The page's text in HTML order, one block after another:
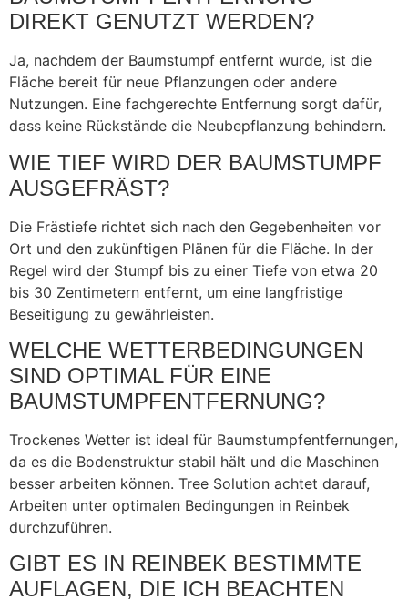
DIREKT GENUTZT WERDEN?
Ja, nachdem der Baumstumpf entfernt wurde, ist die
Fläche bereit für neue Pflanzungen oder andere
Nutzungen. Eine fachgerechte Entfernung sorgt dafür,
dass keine Rückstände die Neubepflanzung behindern.
WIE TIEF WIRD DER BAUMSTUMPF
AUSGEFRÄST?
Die Frästiefe richtet sich nach den Gegebenheiten vor
Ort und den zukünftigen Plänen für die Fläche. In der
Regel wird der Stumpf bis zu einer Tiefe von etwa 20
bis 30 Zentimetern entfernt, um eine langfristige
Beseitigung zu gewährleisten.
WELCHE WETTERBEDINGUNGEN
SIND OPTIMAL FÜR EINE
BAUMSTUMPFENTFERNUNG?
Trockenes Wetter ist ideal für Baumstumpfentfernungen,
da es die Bodenstruktur stabil hält und die Maschinen
besser arbeiten können. Tree Solution achtet darauf,
Arbeiten unter optimalen Bedingungen in Reinbek
durchzuführen.
GIBT ES IN REINBEK BESTIMMTE
AUFLAGEN, DIE ICH BEACHTEN